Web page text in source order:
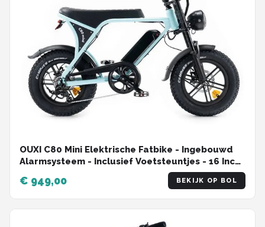
OUXI C80 Mini Elektrische Fatbike - Ingebouwd
Alarmsysteem - Inclusief Voetsteuntjes - 16 Inch
- 250W Motor - 7 Versnellingen - 50 km
Actieradius - Mechanische Schijfremmen -
Lichtblauw
€ 949,00 BEKIJK OP BOL